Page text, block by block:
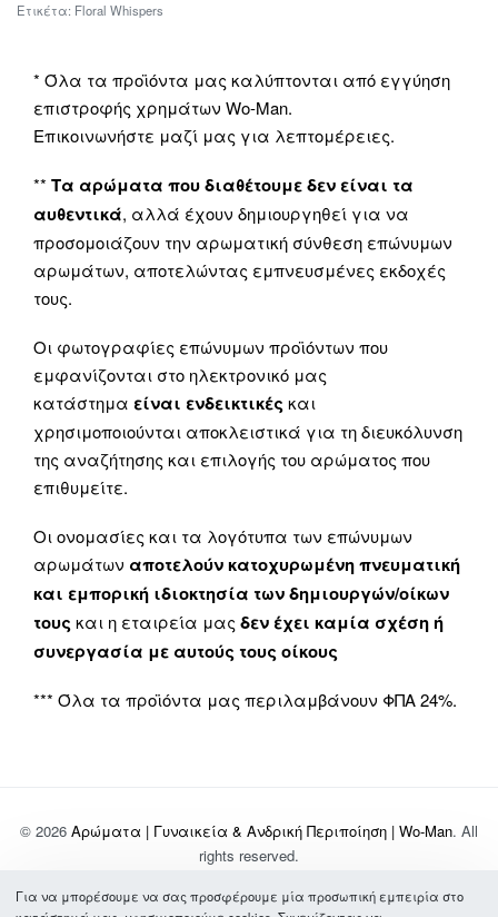
Ετικέτα: Floral Whispers
* Όλα τα προϊόντα μας καλύπτονται από εγγύηση
επιστροφής χρημάτων Wo-Man.
Επικοινωνήστε μαζί μας για λεπτομέρειες.
** Τα αρώματα που διαθέτουμε δεν είναι τα
αυθεντικά, αλλά έχουν δημιουργηθεί για να
προσομοιάζουν την αρωματική σύνθεση επώνυμων
αρωμάτων, αποτελώντας εμπνευσμένες εκδοχές
τους.
Οι φωτογραφίες επώνυμων προϊόντων που
εμφανίζονται στο ηλεκτρονικό μας
κατάστημα είναι ενδεικτικές και
χρησιμοποιούνται αποκλειστικά για τη διευκόλυνση
της αναζήτησης και επιλογής του αρώματος που
επιθυμείτε.
Οι ονομασίες και τα λογότυπα των επώνυμων
αρωμάτων αποτελούν κατοχυρωμένη πνευματική
και εμπορική ιδιοκτησία των δημιουργών/οίκων
τους και η εταιρεία μας δεν έχει καμία σχέση ή
συνεργασία με αυτούς τους οίκους
*** Όλα τα προϊόντα μας περιλαμβάνουν ΦΠΑ 24%.
© 2026 Αρώματα | Γυναικεία & Ανδρική Περιποίηση | Wo-Man. All
rights reserved.
Σχετικά με Εμάς
Για να μπορέσουμε να σας προσφέρουμε μία προσωπική εμπειρία στο